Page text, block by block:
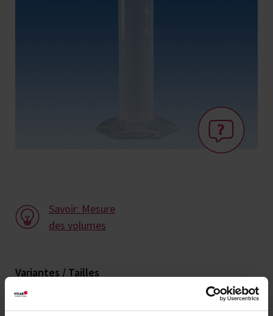
Savoir: Mesure
des volumes
Variantes / Tailles
UE Réf.